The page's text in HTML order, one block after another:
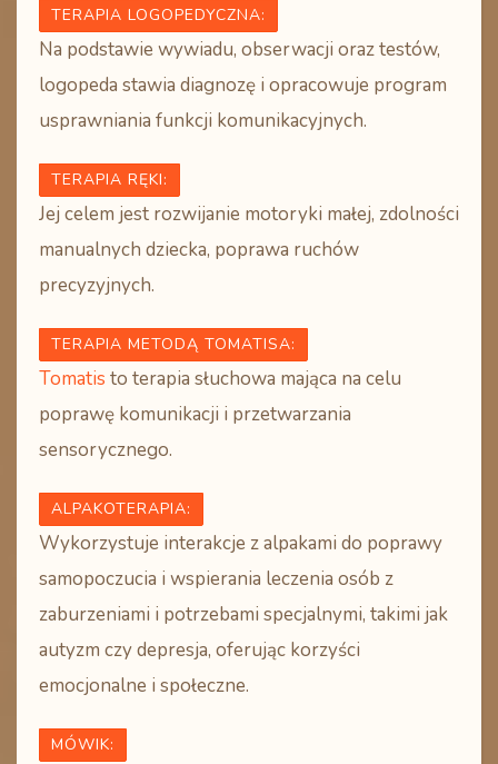
TERAPIA LOGOPEDYCZNA:
Na podstawie wywiadu, obserwacji oraz testów,
logopeda stawia diagnozę i opracowuje program
usprawniania funkcji komunikacyjnych.
TERAPIA RĘKI:
Jej celem jest rozwijanie motoryki małej, zdolności
manualnych dziecka, poprawa ruchów
precyzyjnych.
TERAPIA METODĄ TOMATISA:
Tomatis to terapia słuchowa mająca na celu
poprawę komunikacji i przetwarzania
sensorycznego.
ALPAKOTERAPIA:
Wykorzystuje interakcje z alpakami do poprawy
samopoczucia i wspierania leczenia osób z
zaburzeniami i potrzebami specjalnymi, takimi jak
autyzm czy depresja, oferując korzyści
emocjonalne i społeczne.
MÓWIK: